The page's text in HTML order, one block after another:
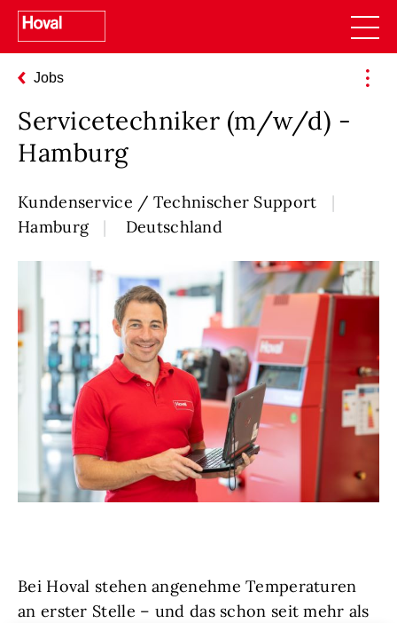
Jobs
Servicetechniker (m/w/d) -
Hamburg
Kundenservice / Technischer Support
Hamburg
Deutschland
Bei Hoval stehen angenehme Temperaturen
an erster Stelle – und das schon seit mehr als